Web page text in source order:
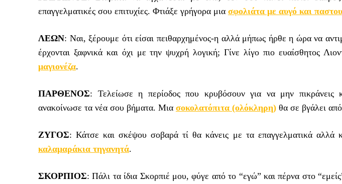
επαγγελματικές σου επιτυχίες. Φτιάξε γρήγορα μια σφολιάτα με αυγό και
ΛΕΩΝ: Ναι, ξέρουμε ότι είσαι πειθαρχημένος-η αλλά μήπως ήρθε η ώρα να
έρχονται ξαφνικά και όχι με την ψυχρή λογική; Γίνε λίγο πιο ευαίσθητoς
μαγιονέζα.
ΠΑΡΘΕΝΟΣ: Τελείωσε η περίοδος που κρυβόσουν για να μην πικράνεις
ανακοίνωσε τα νέα σου βήματα. Μια σοκολατόπιτα (ολόκληρη) θα σε βγάλει
ZΥΓΟΣ: Κάτσε και σκέψου σοβαρά τί θα κάνεις με τα επαγγελματικά αλλά
καλαμαράκια τηγανητά.
ΣΚΟΡΠΙΟΣ: Πάλι τα ίδια Σκορπιέ μου, φύγε από το “εγώ” και πέρνα στο